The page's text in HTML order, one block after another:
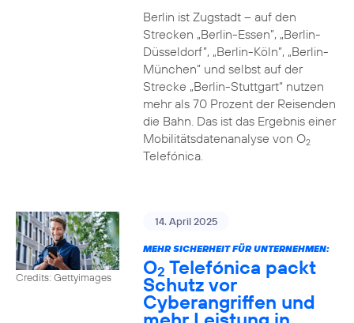
Berlin ist Zugstadt – auf den
Strecken „Berlin-Essen”, „Berlin-
Düsseldorf”, „Berlin-Köln”, „Berlin-
München” und selbst auf der
Strecke „Berlin-Stuttgart“ nutzen
mehr als 70 Prozent der Reisenden
die Bahn. Das ist das Ergebnis einer
Mobilitätsdatenanalyse von O2
Telefónica.
Credits: Gettyimages
14. April 2025
MEHR SICHERHEIT FÜR UNTERNEHMEN:
O2 Telefónica packt
Schutz vor
Cyberangriffen und